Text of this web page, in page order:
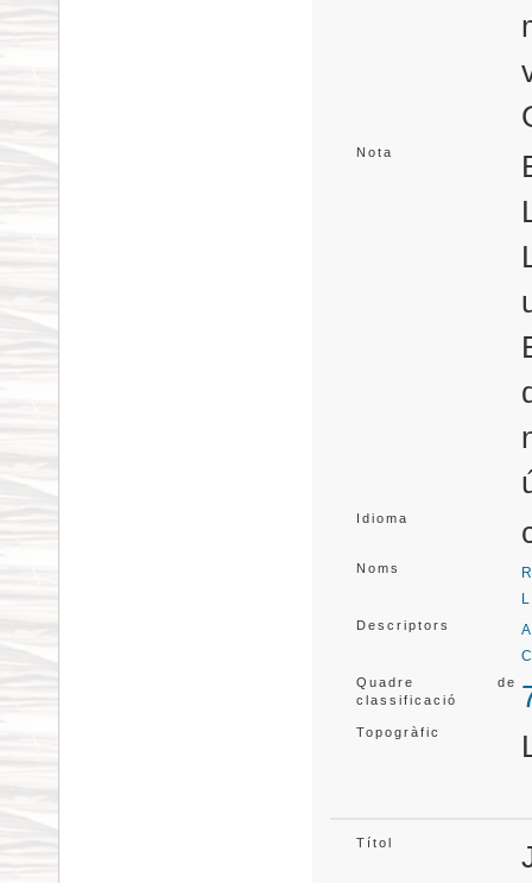
Nota
Idioma
Noms
Descriptors
Quadre de
classificació
Topogràfic
Títol